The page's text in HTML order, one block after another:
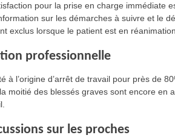
pour la prise en charge immédiate
sur les démarches à suivre et le
exclus lorsque le patient est en réanimation.
professionnelle
à l’origine d’arrêt de travail pour près de
moitié des blessés graves sont encore en
sur les proches